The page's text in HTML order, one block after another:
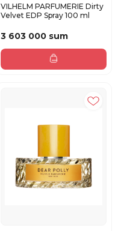
VILHELM PARFUMERIE Dirty
Velvet EDP Spray 100 ml
3 603 000 sum